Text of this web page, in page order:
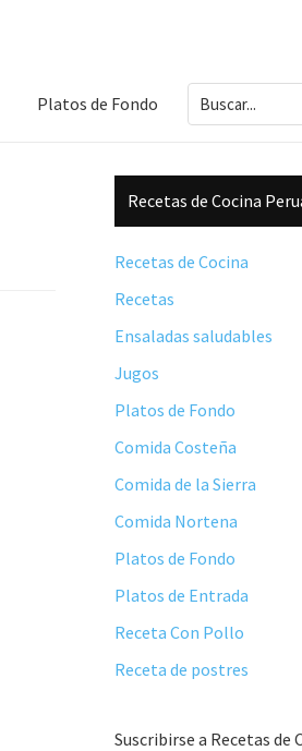
Platos de Fondo Buscar...
Barra
lateral
principal
Recetas de Cocina
Recetas de Cocina
Recetas
Ensaladas saludables
Jugos
Platos de Fondo
Comida Costeña
Comida de la Sierra
Comida Nortena
Platos de Fondo
Platos de Entrada
Receta Con Pollo
Receta de postres
Suscribirse a Recetas de